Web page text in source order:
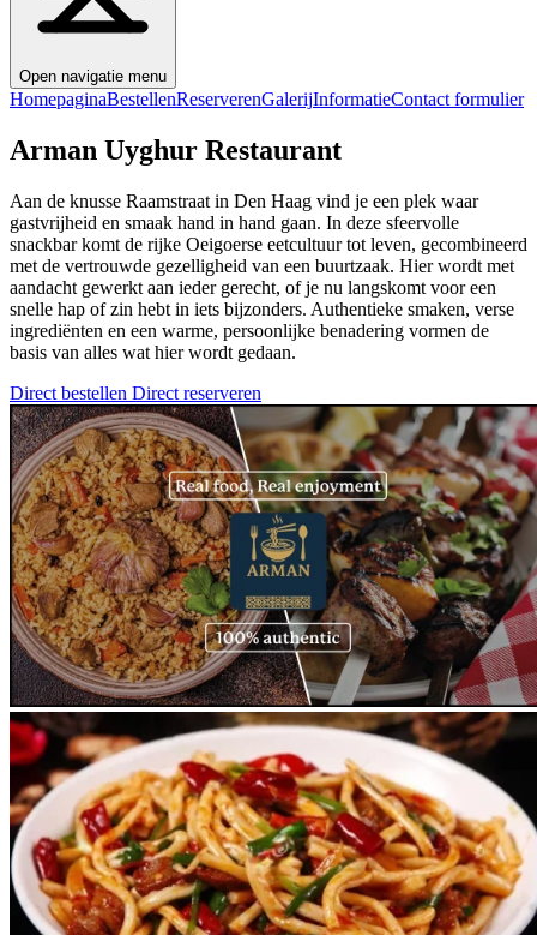
Open navigatie menu
HomepaginaBestellenReserverenGalerijInformatieContact formulier
Arman Uyghur Restaurant
Aan de knusse Raamstraat in Den Haag vind je een plek waar
gastvrijheid en smaak hand in hand gaan. In deze sfeervolle
snackbar komt de rijke Oeigoerse eetcultuur tot leven, gecombineerd
met de vertrouwde gezelligheid van een buurtzaak. Hier wordt met
aandacht gewerkt aan ieder gerecht, of je nu langskomt voor een
snelle hap of zin hebt in iets bijzonders. Authentieke smaken, verse
ingrediënten en een warme, persoonlijke benadering vormen de
basis van alles wat hier wordt gedaan.
Direct bestellen Direct reserveren